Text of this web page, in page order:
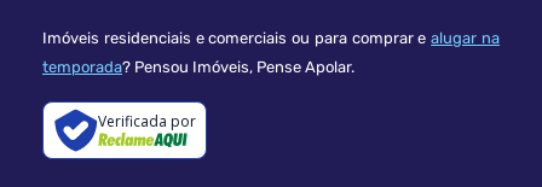
Imóveis residenciais e comerciais ou para comprar ealugar na
temporada? Pensou Imóveis, Pense Apolar.
Verificada por